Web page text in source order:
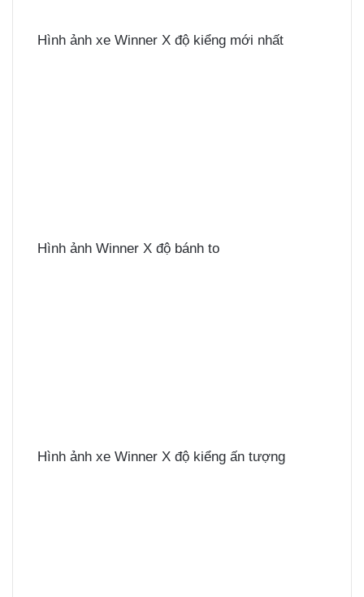
Hình ảnh xe Winner X độ kiểng mới nhất
Hình ảnh Winner X độ bánh to
Hình ảnh xe Winner X độ kiểng ấn tượng